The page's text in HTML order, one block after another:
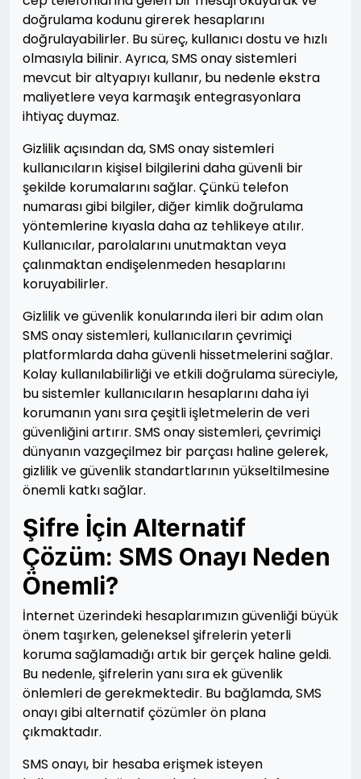
doğrulama kodunu girerek hesaplarını
doğrulayabilirler. Bu süreç, kullanıcı dostu ve hızlı
olmasıyla bilinir. Ayrıca, SMS onay sistemleri
mevcut bir altyapıyı kullanır, bu nedenle ekstra
maliyetlere veya karmaşık entegrasyonlara
ihtiyaç duymaz.
Gizlilik açısından da, SMS onay sistemleri
kullanıcıların kişisel bilgilerini daha güvenli bir
şekilde korumalarını sağlar. Çünkü telefon
numarası gibi bilgiler, diğer kimlik doğrulama
yöntemlerine kıyasla daha az tehlikeye atılır.
Kullanıcılar, parolalarını unutmaktan veya
çalınmaktan endişelenmeden hesaplarını
koruyabilirler.
Gizlilik ve güvenlik konularında ileri bir adım olan
SMS onay sistemleri, kullanıcıların çevrimiçi
platformlarda daha güvenli hissetmelerini sağlar.
Kolay kullanılabilirliği ve etkili doğrulama süreciyle,
bu sistemler kullanıcıların hesaplarını daha iyi
korumanın yanı sıra çeşitli işletmelerin de veri
güvenliğini artırır. SMS onay sistemleri, çevrimiçi
dünyanın vazgeçilmez bir parçası haline gelerek,
gizlilik ve güvenlik standartlarının yükseltilmesine
önemli katkı sağlar.
Şifre İçin Alternatif
Çözüm: SMS Onayı Neden
Önemli?
İnternet üzerindeki hesaplarımızın güvenliği büyük
önem taşırken, geleneksel şifrelerin yeterli
koruma sağlamadığı artık bir gerçek haline geldi.
Bu nedenle, şifrelerin yanı sıra ek güvenlik
önlemleri de gerekmektedir. Bu bağlamda, SMS
onayı gibi alternatif çözümler ön plana
çıkmaktadır.
SMS onayı, bir hesaba erişmek isteyen